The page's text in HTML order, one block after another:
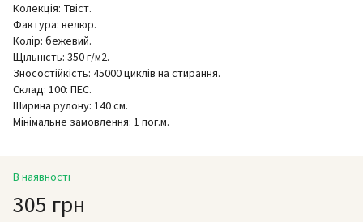
Колекція: Твіст.
Фактура: велюр.
Колір: бежевий.
Щільність: 350 г/м2.
Зносостійкість: 45000 циклів на стирання.
Склад: 100: ПЕС.
Ширина рулону: 140 см.
Мінімальне замовлення: 1 пог.м.
В наявності
305 грн